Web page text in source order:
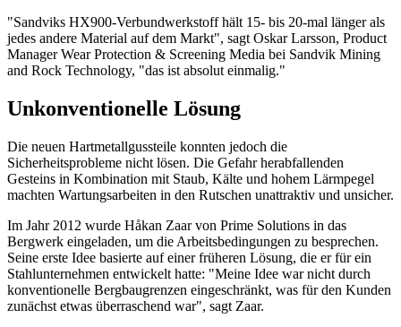
"Sandviks HX900-Verbundwerkstoff hält 15- bis 20-mal länger als
jedes andere Material auf dem Markt", sagt Oskar Larsson, Product
Manager Wear Protection & Screening Media bei Sandvik Mining
and Rock Technology, "das ist absolut einmalig."
Unkonventionelle Lösung
Die neuen Hartmetallgussteile konnten jedoch die
Sicherheitsprobleme nicht lösen. Die Gefahr herabfallenden
Gesteins in Kombination mit Staub, Kälte und hohem Lärmpegel
machten Wartungsarbeiten in den Rutschen unattraktiv und unsicher.
Im Jahr 2012 wurde Håkan Zaar von Prime Solutions in das
Bergwerk eingeladen, um die Arbeitsbedingungen zu besprechen.
Seine erste Idee basierte auf einer früheren Lösung, die er für ein
Stahlunternehmen entwickelt hatte: "Meine Idee war nicht durch
konventionelle Bergbaugrenzen eingeschränkt, was für den Kunden
zunächst etwas überraschend war", sagt Zaar.